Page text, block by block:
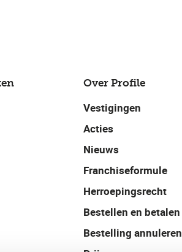
Over Profile
Vestigingen
Acties
Nieuws
Franchiseformule
Herroepingsrecht
Bestellen en betalen
Bestelling annuleren